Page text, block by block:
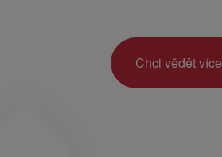
Chci vědět více